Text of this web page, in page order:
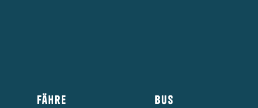
Fähre Bus